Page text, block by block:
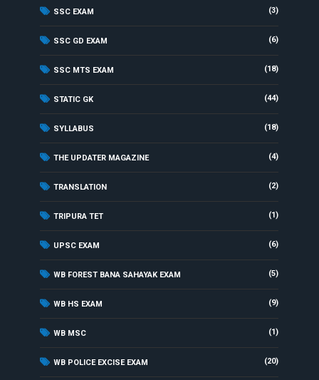
SSC EXAM (3)
SSC GD EXAM (6)
SSC MTS EXAM (18)
STATIC GK (44)
SYLLABUS (18)
THE UPDATER MAGAZINE (4)
TRANSLATION (2)
TRIPURA TET (1)
UPSC EXAM (6)
WB FOREST BANA SAHAYAK EXAM (5)
WB HS EXAM (9)
WB MSC (1)
WB POLICE EXCISE EXAM (20)